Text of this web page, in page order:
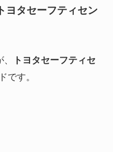
ヨタセーフティセン
トヨタセーフティセ
です。